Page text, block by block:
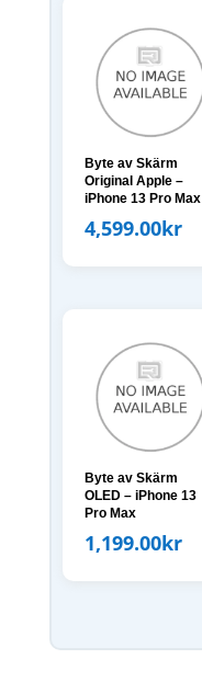
Byte av Skärm
Original Apple –
iPhone 13 Pro Max
4,599.00kr
Byte av Skärm
OLED – iPhone 13
Pro Max
1,199.00kr